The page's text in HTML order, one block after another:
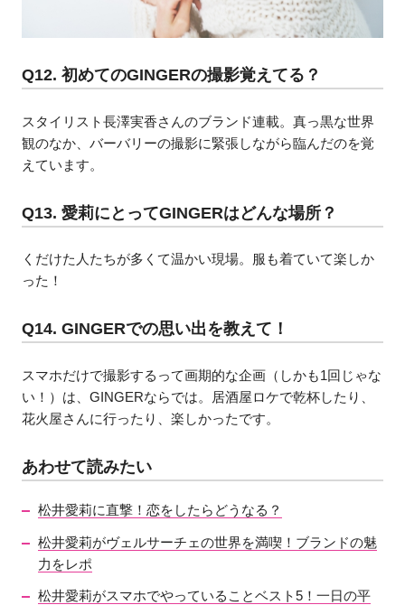
Q12. 初めてのGINGERの撮影覚えてる？
スタイリスト長澤実香さんのブランド連載。真っ黒な世界
観のなか、バーバリーの撮影に緊張しながら臨んだのを覚
えています。
Q13. 愛莉にとってGINGERはどんな場所？
くだけた人たちが多くて温かい現場。服も着ていて楽しか
った！
Q14. GINGERでの思い出を教えて！
スマホだけで撮影するって画期的な企画（しかも1回じゃな
い！）は、GINGERならでは。居酒屋ロケで乾杯したり、
花火屋さんに行ったり、楽しかったです。
あわせて読みたい
松井愛莉に直撃！恋をしたらどうなる？
松井愛莉がヴェルサーチェの世界を満喫！ブランドの魅
力をレポ
松井愛莉がスマホでやっていることベスト5！一日の平